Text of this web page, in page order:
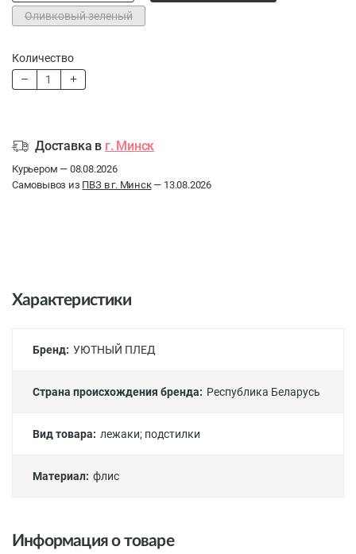
Оливковый зеленый
Количество
Доставка в г. Минск
Курьером — 08.08.2026
Самовывоз из ПВЗ в г. Минск— 13.08.2026
Характеристики
Бренд: УЮТНЫЙ ПЛЕД
Страна происхождения бренда: Республика Беларусь
Вид товара: лежаки; подстилки
Материал: флис
Информация о товаре